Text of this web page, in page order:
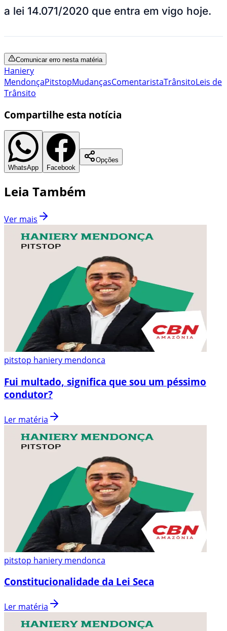
a lei 14.071/2020 que entra em vigo hoje.
Comunicar erro nesta matéria
Haniery
MendonçaPitstopMudançasComentaristaTrânsitoLeis de
Trânsito
Compartilhe esta notícia
WhatsApp Facebook
Opções
Leia Também
Ver mais
pitstop haniery mendonca
Fui multado, significa que sou um péssimo
condutor?
Ler matéria
pitstop haniery mendonca
Constitucionalidade da Lei Seca
Ler matéria